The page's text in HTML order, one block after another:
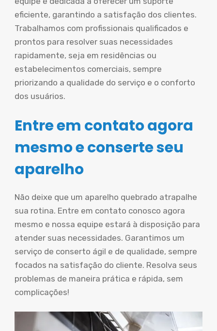
eficiente, garantindo a satisfação dos clientes.
Trabalhamos com profissionais qualificados e
prontos para resolver suas necessidades
rapidamente, seja em residências ou
estabelecimentos comerciais, sempre
priorizando a qualidade do serviço e o conforto
dos usuários.
Entre em contato agora
mesmo e conserte seu
aparelho
Não deixe que um aparelho quebrado atrapalhe
sua rotina. Entre em contato conosco agora
mesmo e nossa equipe estará à disposição para
atender suas necessidades. Garantimos um
serviço de conserto ágil e de qualidade, sempre
focados na satisfação do cliente. Resolva seus
problemas de maneira prática e rápida, sem
complicações!